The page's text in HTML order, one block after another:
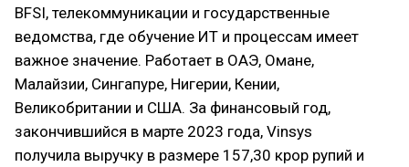
BFSI, телекоммуникации и государственные
ведомства, где обучение ИТ и процессам имеет
важное значение. Работает в ОАЭ, Омане,
Малайзии, Сингапуре, Нигерии, Кении,
Великобритании и США. За финансовый год,
закончившийся в марте 2023 года, Vinsys
получила выручку в размере 157,30 крор рупий и